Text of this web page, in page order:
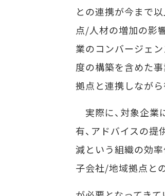
との連携が今まで
点/人材の増加の影
業のコンバージェ
度の構築を含めた
拠点と連携しなが
実際に、対象企業
有、アドバイスの
減という組織の効
子会社/地域拠点と